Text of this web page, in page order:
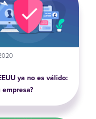
ya no es válido: